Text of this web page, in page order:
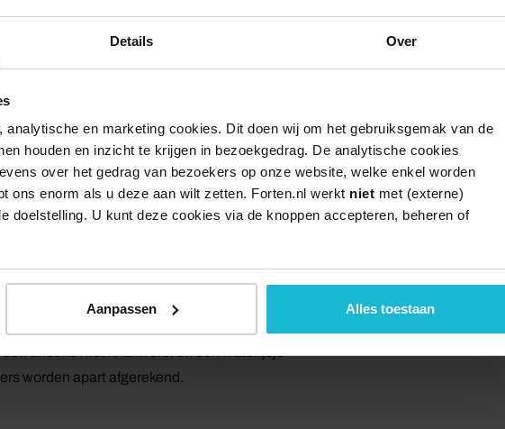
Details Over
en marketing cookies. Dit doen wij om het gebruiksgemak van de
houden en inzicht te krijgen in bezoekgedrag. De analytische cookies
over het gedrag van bezoekers op onze website, welke enkel worden
ons enorm als u deze aan wilt zetten. Forten.nl werkt niet met (externe)
doelstelling. U kunt deze cookies via de knoppen accepteren, beheren of
Aanpassen Alles toestaan
en met jouw hulp kan hij dit weer vinden!
Ridder Dirc, gevangene Hugo en
geschiedenis. Wie heeft dit kasteel
wie woonden hier later allemaal in al die
stamp het kruit aan in het kanon
brioche met knakworst en een waterijsje
worden apart afgerekend.